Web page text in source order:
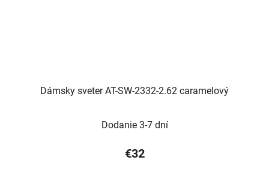
Dámsky sveter AT-SW-2332-2.62 caramelový
Dodanie 3-7 dní
€32